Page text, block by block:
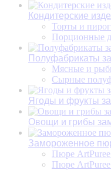
Кондитерские
Торты и
Порционные
Полуфабрикаты
Мясные и
Сырные
Ягоды и фрукты
Овощи и грибы
Замороженное
Пюре ArtPuree
Пюре ArtPuree